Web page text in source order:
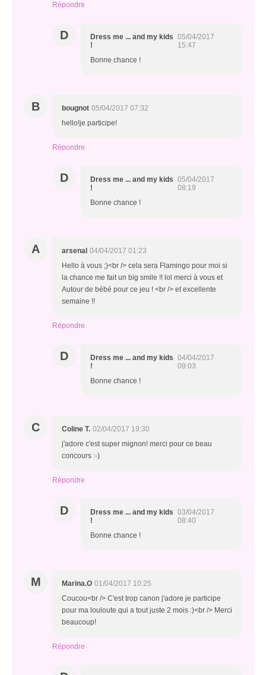
Répondre
D
Dress me ... and my kids
!
05/04/2017
15:47
Bonne chance !
B bougnot 05/04/2017 07:32
hello!je participe!
Répondre
D
Dress me ... and my kids
!
05/04/2017
08:19
Bonne chance !
A arsenal 04/04/2017 01:23
Hello à vous ;)<br /> cela sera Flamingo pour moi si
la chance me fait un big smile !! lol merci à vous et
Autour de bébé pour ce jeu ! <br /> et excellente
semaine !!
Répondre
D
Dress me ... and my kids
!
04/04/2017
09:03
Bonne chance !
C Coline T. 02/04/2017 19:30
j'adore c'est super mignon! merci pour ce beau
concours :-)
Répondre
D
Dress me ... and my kids
!
03/04/2017
08:40
Bonne chance !
M Marina.O 01/04/2017 10:25
Coucou<br /> C'est trop canon j'adore je participe
pour ma louloute qui a tout juste 2 mois :)<br /> Merci
beaucoup!
Répondre